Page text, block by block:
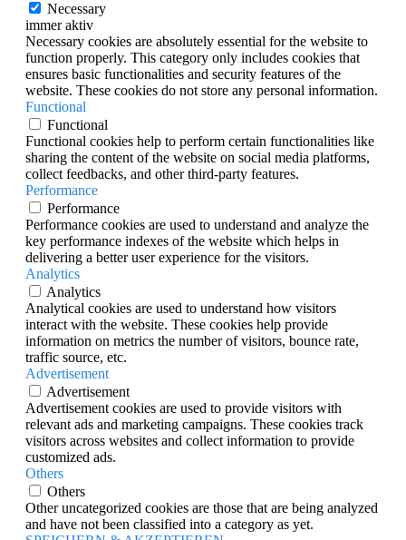
Necessary
immer aktiv
Necessary cookies are absolutely essential for the website to
function properly. This category only includes cookies that
ensures basic functionalities and security features of the
website. These cookies do not store any personal information.
Functional
Functional
Functional cookies help to perform certain functionalities like
sharing the content of the website on social media platforms,
collect feedbacks, and other third-party features.
Performance
Performance
Performance cookies are used to understand and analyze the
key performance indexes of the website which helps in
delivering a better user experience for the visitors.
Analytics
Analytics
Analytical cookies are used to understand how visitors
interact with the website. These cookies help provide
information on metrics the number of visitors, bounce rate,
traffic source, etc.
Advertisement
Advertisement
Advertisement cookies are used to provide visitors with
relevant ads and marketing campaigns. These cookies track
visitors across websites and collect information to provide
customized ads.
Others
Others
Other uncategorized cookies are those that are being analyzed
and have not been classified into a category as yet.